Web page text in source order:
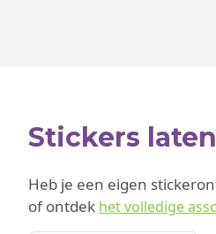
Stickers
Heb je een eigen
of ontdek het volledige